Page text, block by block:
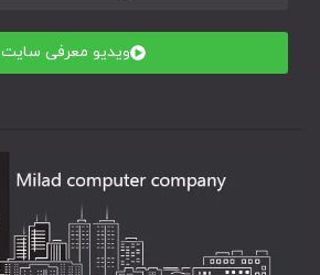
ویدیو معرفی سایت